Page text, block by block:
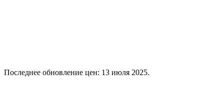
Последнее обновление цен: 13 июля 2025.